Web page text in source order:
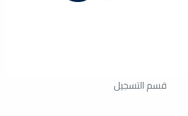
قسم التسجيل